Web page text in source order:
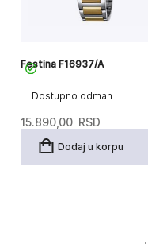
Dostupno odmah
Festina F16937/A
15.890,00 RSD
Dodaj u korpu